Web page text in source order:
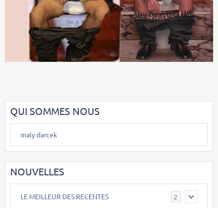
QUI SOMMES NOUS
maly darcek
NOUVELLES
LE MEILLEUR DES RECENTES 2